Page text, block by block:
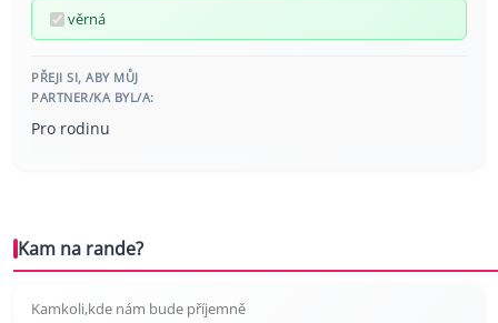
věrná
PŘEJI SI, ABY MŮJ
PARTNER/KA BYL/A:
Pro rodinu
Kam na rande?
Kamkoli,kde nám bude příjemně